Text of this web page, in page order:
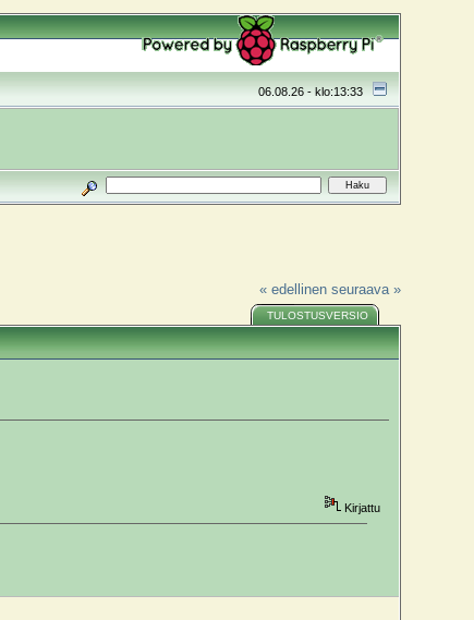
06.08.26 - klo:13:33
« edellinen seuraava »
TULOSTUSVERSIO
Kirjattu